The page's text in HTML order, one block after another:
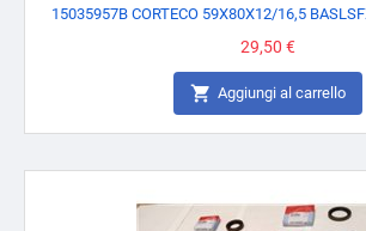
15035957B CORTECO 59X80X12/16,5
Prezzo
29,50 €
 Aggiungi al carrello